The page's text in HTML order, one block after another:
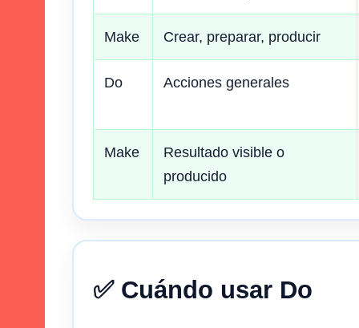
Make Crear, preparar, producir
Do Acciones generales
Make
Resultado visible o
producido
✅ Cuándo usar Do